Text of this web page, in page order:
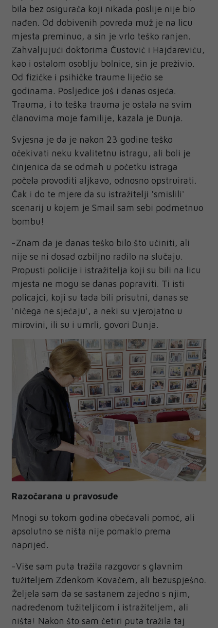
bila bez osigurača koji nikada poslije nije bio
nađen. Od dobivenih povreda muž je na licu
mjesta preminuo, a sin je vrlo teško ranjen.
Zahvaljujući doktorima Čustović i Hajdareviću,
kao i ostalom osoblju bolnice, sin je preživio.
Od fizičke i psihičke traume liječio se
godinama. Posljedice još i danas osjeća.
Trauma, i to teška trauma je ostala na svim
članovima moje familije, kazala je Dunja.
Svjesna je da je nakon 23 godine teško
očekivati neku kvalitetnu istragu, ali boli je
činjenica da se odmah u početku istraga
počela provoditi aljkavo, odnosno opstruirati.
Čak i do te mjere da su istražitelji 'smislili'
scenarij u kojem je Smail sam sebi podmetnuo
bombu!
-Znam da je danas teško bilo što učiniti, ali
nije se ni dosad ozbiljno radilo na slučaju.
Propusti policije i istražitelja koji su bili na licu
mjesta ne mogu se danas popraviti. Ti isti
policajci, koji su tada bili prisutni, danas se
'ničega ne sjećaju', a neki su vjerojatno u
mirovini, ili su i umrli, govori Dunja.
Razočarana u pravosuđe
Mnogi su tokom godina obećavali pomoć, ali
apsolutno se ništa nije pomaklo prema
naprijed.
-Više sam puta tražila razgovor s glavnim
tužiteljem Zdenkom Kovačem, ali bezuspješno.
Željela sam da se sastanem zajedno s njim,
nadređenom tužiteljicom i istražiteljem, ali
ništa! Nakon što sam četiri puta tražila taj